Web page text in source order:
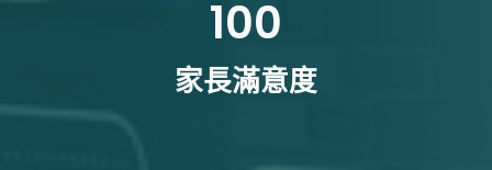
100
家長滿意度